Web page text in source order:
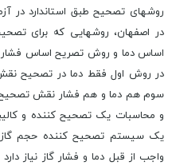
روشهای تصحیح طبق استاندارد در
در اصفهان، روشهایی که برای
اساس دما و روش تصریح اساس
در روش اول فقط دما در تصحیح
سوم هم دما و هم فشار نقش تصحیح
و محاسبات یک تصحیح کننده و
یک سیستم تصحیح کننده حجم گاز
واجب از قبل دما و فشار گاز نیاز